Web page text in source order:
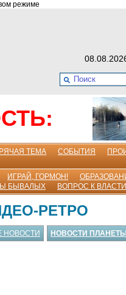
режиме
ТЕМА СОБЫТИЯ
ИГРАЙ, ГОРМОН!
БЫВАЛЫХ ВОПРОС К ВЛАСТИ
РЕТРО
НОВОСТИ НОВОСТИ